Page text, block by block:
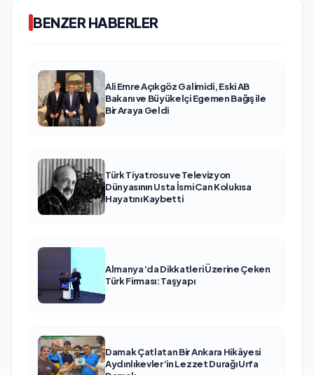
BENZER HABERLER
Ali Emre Açıkgöz Galimidi, Eski AB
Bakanı ve Büyükelçi Egemen Bağış ile
Bir Araya Geldi
Türk Tiyatrosu ve Televizyon
Dünyasının Usta İsmi Can Kolukısa
Hayatını Kaybetti
Almanya’da Dikkatleri Üzerine Çeken
Türk Firması: Taşyapı
Damak Çatlatan Bir Ankara Hikâyesi
Aydınlıkevler’in Lezzet Durağı Urfa